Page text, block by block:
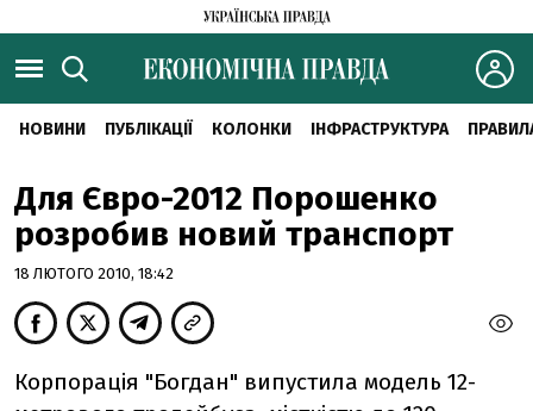
НОВИНИ ПУБЛІКАЦІЇ КОЛОНКИ ІНФРАСТРУКТУРА
Для Євро-2012 Порошенко
розробив новий транспорт
18 ЛЮТОГО 2010, 18:42
Корпорація "Богдан" випустила модель 12-